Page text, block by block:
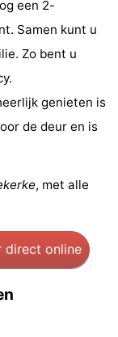
een 2-
Samen kunt u
Zo bent u
genieten is
de deur en is
, met alle
direct online